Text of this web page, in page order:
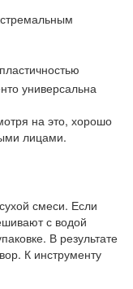
на это, хорошо
лицами.
смеси. Если
с водой
В результате
К инструменту